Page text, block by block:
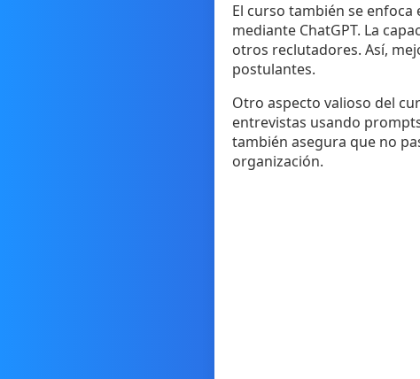
El curso también se
mediante ChatGPT. La
otros reclutadores. Así,
postulantes.
Otro aspecto valioso del
entrevistas usando
también asegura que no
organización.